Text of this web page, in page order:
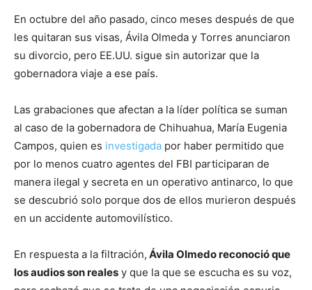
En octubre del año pasado, cinco meses después de que
les quitaran sus visas, Ávila Olmeda y Torres anunciaron
su divorcio, pero EE.UU. sigue sin autorizar que la
gobernadora viaje a ese país.
Las grabaciones que afectan a la líder política se suman
al caso de la gobernadora de Chihuahua, María Eugenia
Campos, quien es investigada por haber permitido que
por lo menos cuatro agentes del FBI participaran de
manera ilegal y secreta en un operativo antinarco, lo que
se descubrió solo porque dos de ellos murieron después
en un accidente automovilístico.
En respuesta a la filtración, Ávila Olmedo reconoció que
los audios son reales y que la que se escucha es su voz,